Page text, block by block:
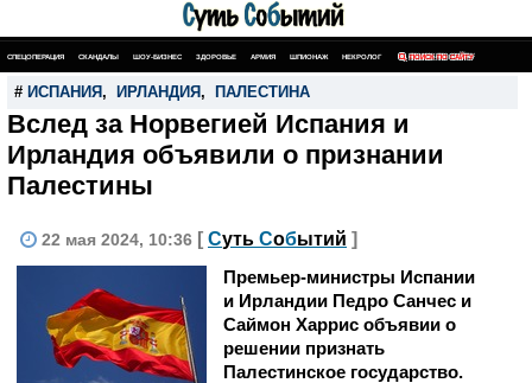
СПЕЦОПЕРАЦИЯ СКАНДАЛЫ ШОУ-БИЗНЕС ЗДОРОВЬЕ АРМИЯ ШПИОНАЖ НЕКРОЛОГ ПОИСК ПО САЙТУ
# ИСПАНИЯ , ИРЛАНДИЯ , ПАЛЕСТИНА
Вслед за Норвегией Испания и
Ирландия объявили о признании
Палестины
22 мая 2024, 10:36 [ Суть Событий ]
Премьер-министры Испании
и Ирландии Педро Санчес и
Саймон Харрис объявии о
решении признать
Палестинское государство.